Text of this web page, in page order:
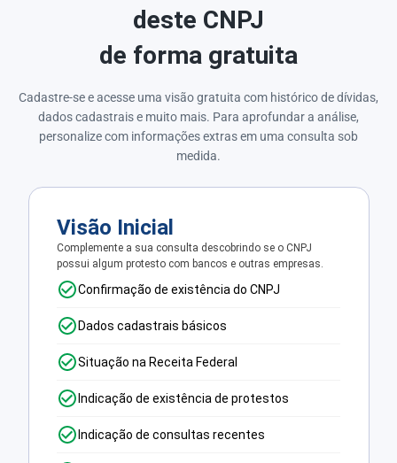
deste CNPJ
de forma gratuita
Cadastre-se e acesse uma visão gratuita com histórico de dívidas,
dados cadastrais e muito mais. Para aprofundar a análise,
personalize com informações extras em uma consulta sob
medida.
Visão Inicial
Complemente a sua consulta descobrindo se o CNPJ
possui algum protesto com bancos e outras empresas.
Confirmação de existência do CNPJ
Dados cadastrais básicos
Situação na Receita Federal
Indicação de existência de protestos
Indicação de consultas recentes